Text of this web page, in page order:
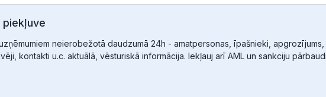
piekļuve
neierobežotā daudzumā 24h - amatpersonas, īpašnieki,
kontakti u.c. aktuālā, vēsturiskā informācija. Iekļauj arī AML un sankciju